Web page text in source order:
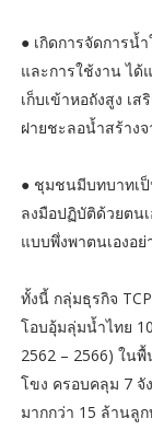
● เกิดการจัดการน้
และการใช้งาน ได้
เก็บเข้าหอถังสูง เ
ฝายชะลอน้ำสร้าง
● ชุมชนมีบทบาทเป็
ลงมือปฏิบัติด้วยตน
แบบพึ่งพาตนเองอย่
ทั้งนี้ กลุ่มธุรกิจ
โอบอุ้มลุ่มน้ำไทย
2562 – 2566) ใน
โขง ครอบคลุม 7 จั
มากกว่า 15 ล้านลู